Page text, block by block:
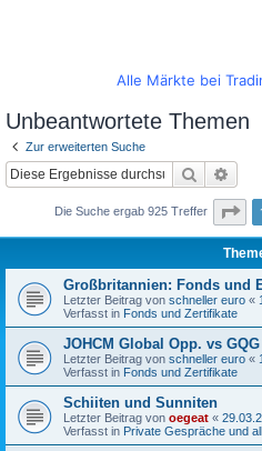
Alle Märkte bei
Unbeantwortete Themen
Zur erweiterten Suche
Suche
Die Suche ergab 925 Treffer
Großbritannien: Fonds und
Letzter Beitrag von schneller euro «
Verfasst in Fonds und Zertifikate
JOHCM Global Opp. vs
Letzter Beitrag von schneller euro «
Verfasst in Fonds und Zertifikate
Schiiten und Sunniten
Letzter Beitrag von oegeat «
Verfasst in Private Gespräche und